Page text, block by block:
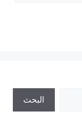
البحث